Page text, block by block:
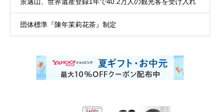
団体標準『陳年茉莉花茶』制定